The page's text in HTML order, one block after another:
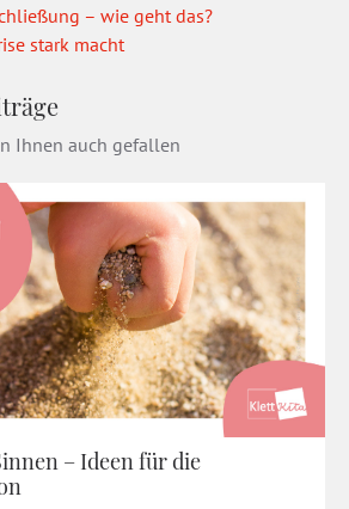
– wie geht das?
stark macht
Ihnen auch gefallen
– Ideen für die